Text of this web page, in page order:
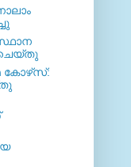
ചെയ്തു
കോഴ്‌സ്: